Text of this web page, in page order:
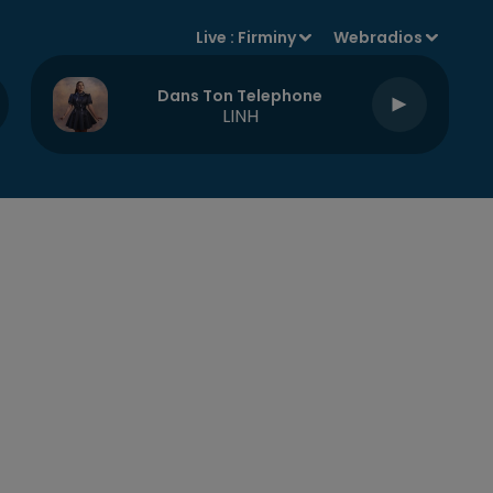
Live : Firminy Webradios
Dans Ton Telephone
LINH